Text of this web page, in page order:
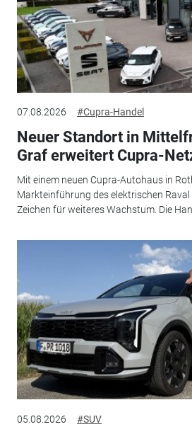
07.08.2026 #Cupra-Handel
Neuer Standort in
Graf erweitert Cupra-
Mit einem neuen Cupra-Autohaus in
Markteinführung des elektrischen
Zeichen für weiteres Wachstum. Die
05.08.2026 #SUV